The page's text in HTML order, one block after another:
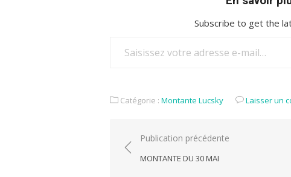
Subscribe to get the
Catégorie : Montante Lucsky Laisser un
Navigation
de
Publication précédente
MONTANTE DU 30 MAI